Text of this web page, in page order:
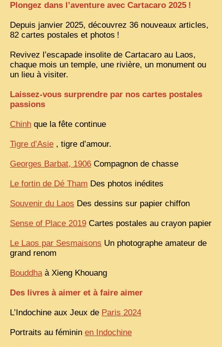
FRONTIÈRE
1908, RÉVOLTE
COCHINCHINE
LAOS
ALBUMS DE FAMILLE
INDOCHINE HISTORIQUE
ARMÉE, JUSTICE, EDUCATION, RELIGION...
MÉTIERS, FÊTES, TRANSPORTS
TRADITIONS ET MODERNITÉ
EN DIRECT
ENQUÊTES
L’ ACTU
2025 LAOS 1950 CPSM
Plongez dans l’aventure avec Cartacaro 2025 !
Depuis janvier 2025, découvrez 36 nouveaux articles,
82 cartes postales et photos !
Revivez l’escapade insolite de Cartacaro au Laos,
chaque mois un temple, une rivière, un monument ou
un lieu à visiter.
Laissez-vous surprendre par nos cartes postales
passions
Chinh que la fête continue
Tigre d’Asie , tigre d’amour.
Georges Barbat, 1906 Compagnon de chasse
Le fortin de Dé Tham Des photos inédites
Souvenir du Laos Des dessins sur papier chiffon
Sense of Place 2019 Cartes postales au crayon papier
Le Laos par Sesmaisons Un photographe amateur de
grand renom
Bouddhaà Xieng Khouang
Des livres à aimer et à faire aimer
L’Indochine aux Jeux de Paris 2024
Portraits au féminin en Indochine